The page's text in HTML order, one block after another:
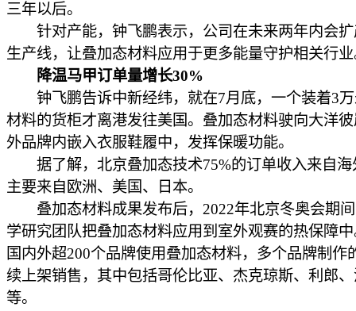
三年以后。
针对产能，钟飞鹏表示，公司在未来两年内会扩
生产线，让叠加态材料应用于更多能量守护相关行
降温马甲订单量增长30%
钟飞鹏告诉中新经纬，就在7月底，一个装着3万
材料的货柜才离港发往美国。叠加态材料驶向大洋
外品牌内嵌入衣服鞋履中，发挥保暖功能。
据了解，北京叠加态技术75%的订单收入来自海
主要来自欧洲、美国、日本。
叠加态材料成果发布后，2022年北京冬奥会期
学研究团队把叠加态材料应用到室外观赛的热保障
国内外超200个品牌使用叠加态材料，多个品牌制作
续上架销售，其中包括哥伦比亚、杰克琼斯、利郎
等。